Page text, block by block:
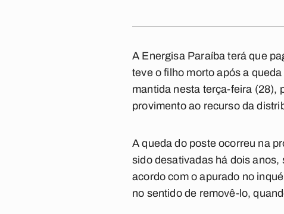
A Energisa Paraíba terá que
teve o filho morto após a
mantida nesta terça-feira (28),
provimento ao recurso da
A queda do poste ocorreu na
sido desativadas há dois
acordo com o apurado no
no sentido de removê-lo,